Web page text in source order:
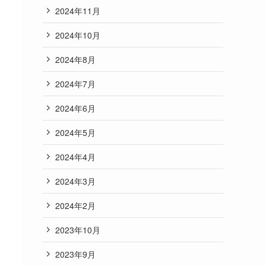
2024年11月
2024年10月
2024年8月
2024年7月
2024年6月
2024年5月
2024年4月
2024年3月
2024年2月
2023年10月
2023年9月